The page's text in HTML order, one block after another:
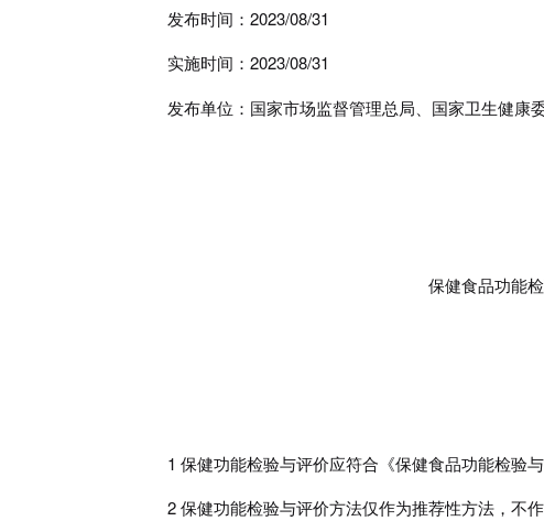
发布时间： 2023/08/31
实施时间： 2023/08/31
发布单位：国家市场监督管理总局、国家卫生健康
保健食品功能
1 保健功能检验与评价应符合《保健食品功能检验
2保健功能检验与评价方法仅作为推荐性方法，不